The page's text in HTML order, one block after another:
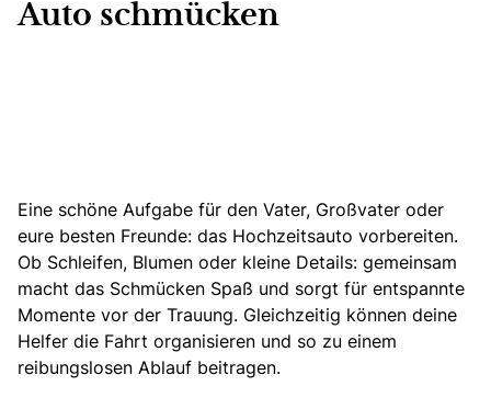
Auto schmücken
Eine schöne Aufgabe für den Vater, Großvater oder
eure besten Freunde: das Hochzeitsauto vorbereiten.
Ob Schleifen, Blumen oder kleine Details: gemeinsam
macht das Schmücken Spaß und sorgt für entspannte
Momente vor der Trauung. Gleichzeitig können deine
Helfer die Fahrt organisieren und so zu einem
reibungslosen Ablauf beitragen.